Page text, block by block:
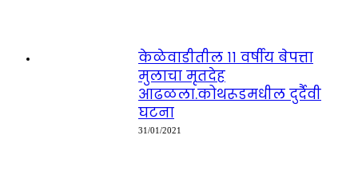
केळेवाडीतील ११ वर्षीय बेपत्ता
मुलाचा मृतदेह
आढळला.कोथरूडमधील दुर्दैवी
घटना
31/01/2021